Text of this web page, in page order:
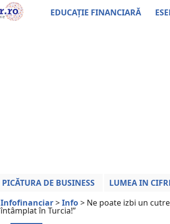
EDUCAȚIE FINANCIARĂ
PICĂTURA DE BUSINESS LUMEA IN
Infofinanciar>Info> Ne poate izbi un
întâmplat în Turcia!”